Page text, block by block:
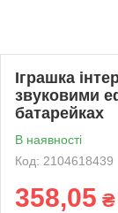
Іграшка
звуковими
батарейках
В наявності
Код: 2104618439
358,05 ₴